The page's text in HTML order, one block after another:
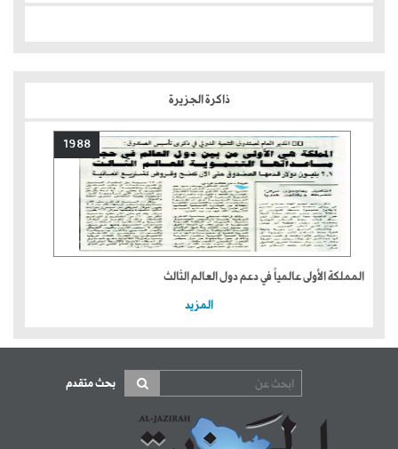
ذاكرة الجزيرة
1988
المملكة الأولى عالمياً في دعم دول العالم الثالث
المزيد
بحث متقدم